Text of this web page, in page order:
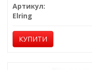
Артикул:
Elring
КУПИТИ